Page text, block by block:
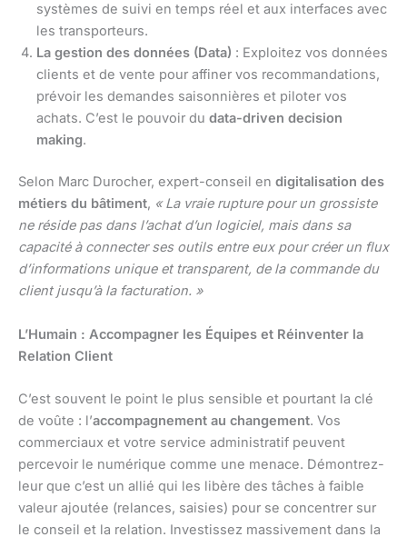
systèmes de suivi en temps réel et aux interfaces avec
les transporteurs.
La gestion des données (Data) : Exploitez vos données
clients et de vente pour affiner vos recommandations,
prévoir les demandes saisonnières et piloter vos
achats. C’est le pouvoir du data-driven decision
making.
Selon Marc Durocher, expert-conseil en digitalisation des
métiers du bâtiment, « La vraie rupture pour un grossiste
ne réside pas dans l’achat d’un logiciel, mais dans sa
capacité à connecter ses outils entre eux pour créer un flux
d’informations unique et transparent, de la commande du
client jusqu’à la facturation. »
L’Humain : Accompagner les Équipes et Réinventer la
Relation Client
C’est souvent le point le plus sensible et pourtant la clé
de voûte : l’accompagnement au changement. Vos
commerciaux et votre service administratif peuvent
percevoir le numérique comme une menace. Démontrez-
leur que c’est un allié qui les libère des tâches à faible
valeur ajoutée (relances, saisies) pour se concentrer sur
le conseil et la relation. Investissez massivement dans la